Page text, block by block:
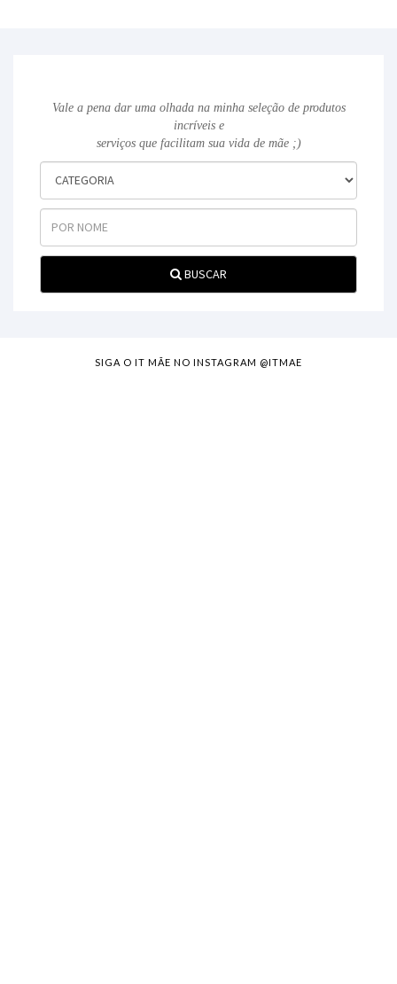
Vale a pena dar uma olhada na minha seleção de produtos
incríveis e
serviços que facilitam sua vida de mãe ;)
BUSCAR
SIGA O IT MÃE NO INSTAGRAM @ITMAE